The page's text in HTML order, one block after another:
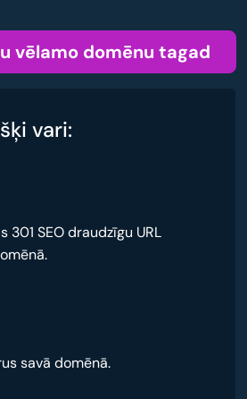
vēlamo domēnu tagad
vari:
301 SEO draudzīgu URL
savā domēnā.